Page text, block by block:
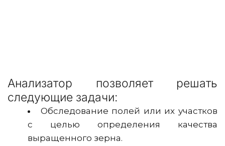
Анализатор позволяет решать
следующие задачи:
Обследование полей или их участков
с целью определения качества
выращенного зерна.